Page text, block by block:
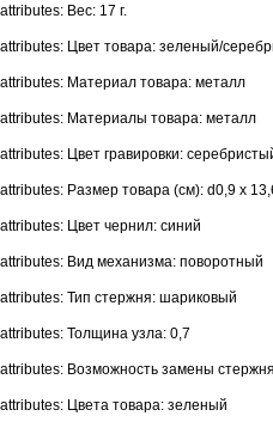
attributes: Вес: 17 г.
attributes: Цвет товара: зеленый/
attributes: Материал товара: металл
attributes: Материалы товара: металл
attributes: Цвет гравировки:
attributes: Размер товара (см): d0,9 х
attributes: Цвет чернил: синий
attributes: Вид механизма: поворотный
attributes: Тип стержня: шариковый
attributes: Толщина узла: 0,7
attributes: Возможность замены
attributes: Цвета товара: зеленый